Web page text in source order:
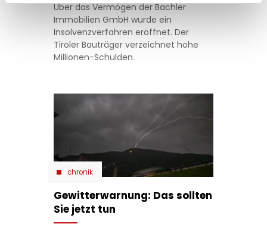
Über das Vermögen der Bachler
Immobilien GmbH wurde ein
Insolvenzverfahren eröffnet. Der
Tiroler Bauträger verzeichnet hohe
Millionen-Schulden.
chronik
Gewitterwarnung: Das sollten
Sie jetzt tun